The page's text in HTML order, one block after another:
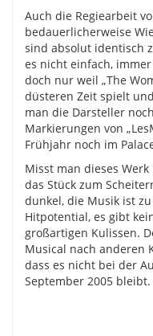
Auch die Regiearbeit
bedauerlicherweise
sind absolut identisch
es nicht einfach,
doch nur weil „The
düsteren Zeit spielt
man die Darsteller
Markierungen von
Frühjahr noch im
Misst man dieses
das Stück zum
dunkel, die Musik ist
Hitpotential, es gibt
großartigen Kulissen.
Musical nach anderen
dass es nicht bei der
September 2005 bleibt.